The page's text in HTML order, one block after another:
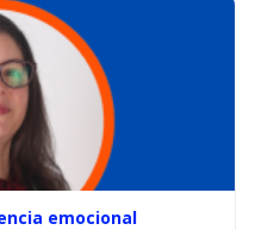
emocional